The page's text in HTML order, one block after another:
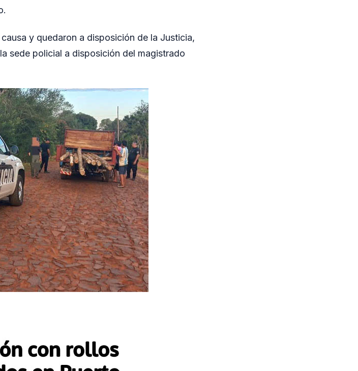
y quedaron a disposición de la Justicia,
sede policial a disposición del magistrado